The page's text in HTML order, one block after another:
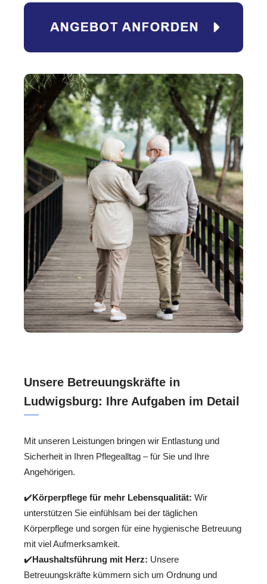
Unsere Betreuungskräfte in
Ludwigsburg: Ihre Aufgaben im Detail
Mit unseren Leistungen bringen wir Entlastung und
Sicherheit in Ihren Pflegealltag – für Sie und Ihre
Angehörigen.
✔️Körperpflege für mehr Lebensqualität: Wir
unterstützen Sie einfühlsam bei der täglichen
Körperpflege und sorgen für eine hygienische Betreuung
mit viel Aufmerksamkeit.
✔️Haushaltsführung mit Herz: Unsere
Betreuungskräfte kümmern sich um Ordnung und